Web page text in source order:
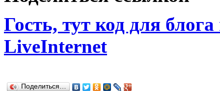
Гость, тут код для
LiveInternet
Поделиться…